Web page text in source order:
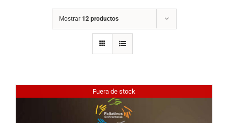
Mostrar 12 productos
Fuera de stock